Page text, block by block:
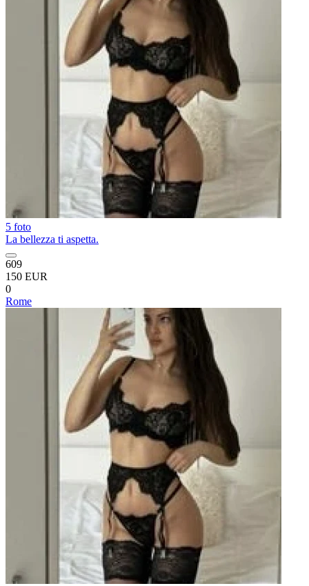
5 foto
La bellezza ti aspetta.
609
150 EUR
0
Rome